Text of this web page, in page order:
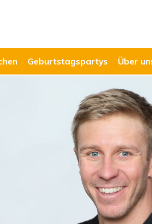
Geburtstagspartys Über
zu den